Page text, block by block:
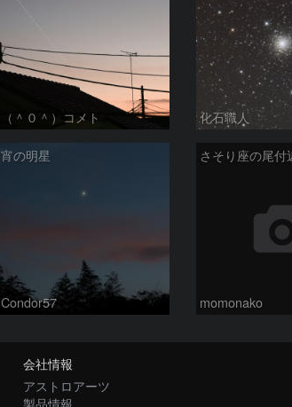
（＾０＾）コメト 化石職人
宵の明星
Condor57 momonako
会社情報
アストロアーツ
製品情報